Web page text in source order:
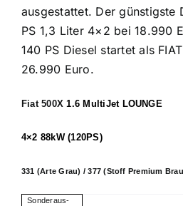
ausgestattet. Der günstigste
PS 1,3 Liter 4×2 bei 18.990
140 PS Diesel startet als
26.990 Euro.
Fiat 500X 1.6 MultiJet LOUNGE
4×2 88kW (120PS)
331 (Arte Grau) / 377 (Stoff Premium
Sonderaus­